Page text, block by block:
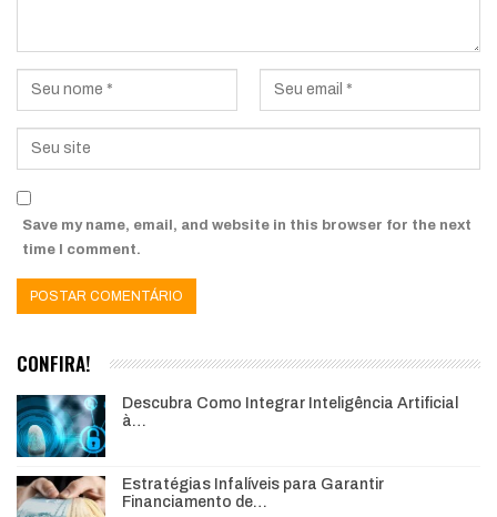
Save my name, email, and website in this browser for the next
time I comment.
CONFIRA!
Descubra Como Integrar Inteligência Artificial
à…
Estratégias Infalíveis para Garantir
Financiamento de…